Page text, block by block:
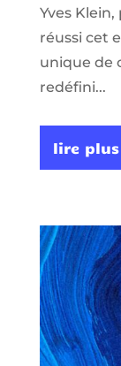
Yves
réussi cet
unique de
redéfini...
lire plus